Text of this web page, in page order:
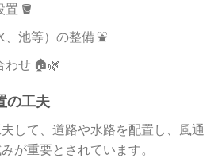
🪣
、池等）の整備 ⛲
わせ 🏠🌿
の工夫
して、道路や水路を配置し、風通
が重要とされています。